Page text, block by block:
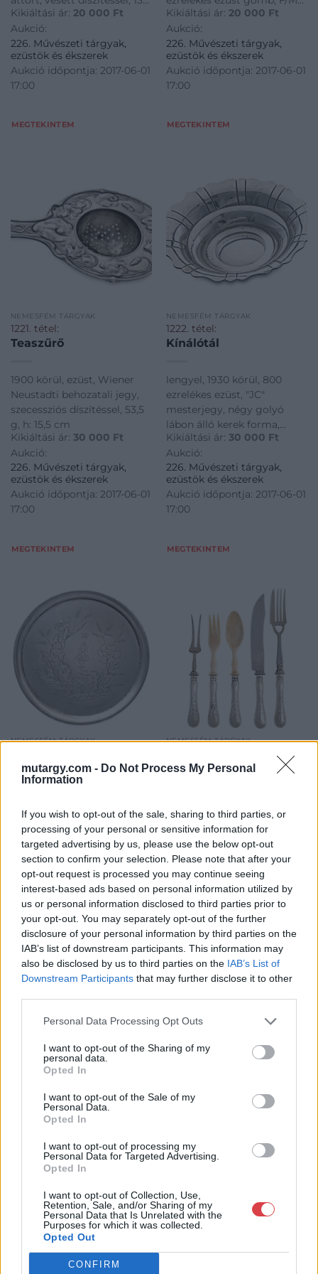
mutargy.com - Do Not Process My Personal
Information
If you wish to opt-out of the sale, sharing to third parties, or
processing of your personal or sensitive information for
targeted advertising by us, please use the below opt-out
section to confirm your selection. Please note that after your
opt-out request is processed you may continue seeing
interest-based ads based on personal information utilized by
us or personal information disclosed to third parties prior to
your opt-out. You may separately opt-out of the further
disclosure of your personal information by third parties on the
IAB’s list of downstream participants. This information may
also be disclosed by us to third parties on the IAB’s List of
Downstream Participants that may further disclose it to other
Personal Data Processing Opt Outs
I want to opt-out of the Sharing of my
personal data.
Opted In
I want to opt-out of the Sale of my
Personal Data.
Opted In
I want to opt-out of processing my
Personal Data for Targeted Advertising.
Opted In
I want to opt-out of Collection, Use,
Retention, Sale, and/or Sharing of my
Personal Data that Is Unrelated with the
Purposes for which it was collected.
Opted Out
CONFIRM
g, h: 28,5 cm
Kikiáltási ár: 20 000 Ft
Aukció:
226. Művészeti tárgyak,
ezüstök és ékszerek
Aukció időpontja: 2017-06-01
17:00
MEGTEKINTEM
jelzettel, vésett díszítéssel,
kaucsuk gyűrűvel, kis
sérüléssel, Btto: 19,2 g; h: 9
cm
Kikiáltási ár: 20 000 Ft
Aukció:
226. Művészeti tárgyak,
ezüstök és ékszerek
Aukció időpontja: 2017-06-01
17:00
MEGTEKINTEM
NEMESFÉM TÁRGYAK
1221. tétel:
Teaszűrő
1900 körül, ezüst, Wiener
Neustadti behozatali jegy,
szecessziós díszítéssel, 53,5
g, h: 15,5 cm
Kikiáltási ár: 30 000 Ft
Aukció:
226. Művészeti tárgyak,
ezüstök és ékszerek
Aukció időpontja: 2017-06-01
17:00
MEGTEKINTEM
NEMESFÉM TÁRGYAK
1222. tétel:
Kínálótál
lengyel, 1930 körül, 800
ezrelékes ezüst, "JC"
mesterjegy, négy golyó
lábon álló kerek forma,
széthajló, hullámzó
peremmel, 185 g; 21*6,5 cm
Kikiáltási ár: 30 000 Ft
Aukció:
226. Művészeti tárgyak,
ezüstök és ékszerek
Aukció időpontja: 2017-06-01
17:00
MEGTEKINTEM
NEMESFÉM TÁRGYAK
Tálca
közötti fémjel, 800 ezrelékes
ezüst, Sandrik gyártójel,
vésett, virágos díszítéssel,
"SA" koronás
monogrammal, kis
sérüléssel, 186 g, d: 21 cm
Kikiáltási ár:34 000Ft
Aukció:
226. Művészeti tárgyak,
ezüstök és ékszerek
Aukció időpontja: 2017-06-01
17:00
MEGTEKINTEM
NEMESFÉM TÁRGYAK
Szedőkészlet, 5 db-os
fémjel, 800 ezrelékes ezüst
nyél borítások, Hans
Schmidt mesterjegy, szaru
és fém felső részekkel,
(Neuwirth I. 212.), Ntto: 125 g,
h: 25,5-30,6 cm
Kikiáltási ár:34 000Ft
Aukció:
226. Művészeti tárgyak,
ezüstök és ékszerek
Aukció időpontja: 2017-06-01
17:00
MEGTEKINTEM
NEMESFÉM TÁRGYAK
1225. tétel:
Pest, 1867-1936 közötti
fémjel, 800 ezrelékes ezüst,
NEMESFÉM TÁRGYAK
Evőeszközkészlet, 6
személyes